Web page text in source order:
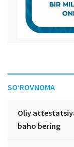
SO‘ROVNOMA
Oliy
baho bering